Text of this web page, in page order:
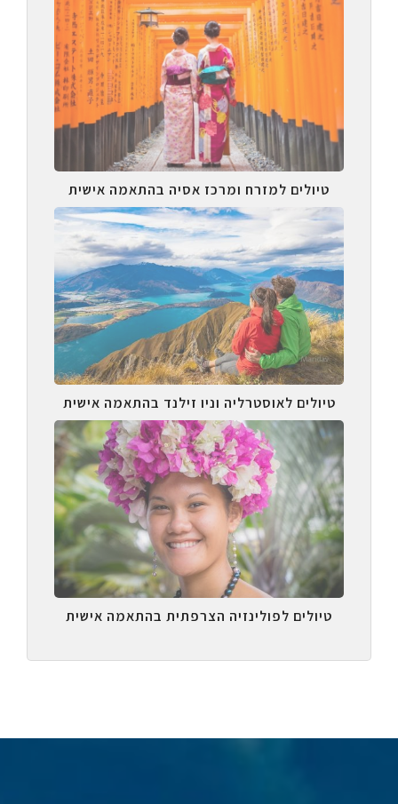
טיולים למזרח ומרכז אסיה בהתאמה אישית
טיולים לאוסטרליה וניו זילנד בהתאמה אישית
טיולים לפולינזיה הצרפתית בהתאמה אישית